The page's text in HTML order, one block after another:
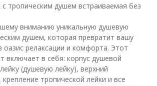
тропическим душем встраиваемая без
вниманию уникальную душевую
душем, которая превратит вашу
оазис релаксации и комфорта. Этот
включает в себя: корпус душевой
(душевую лейку), верхний
тропической лейки и все